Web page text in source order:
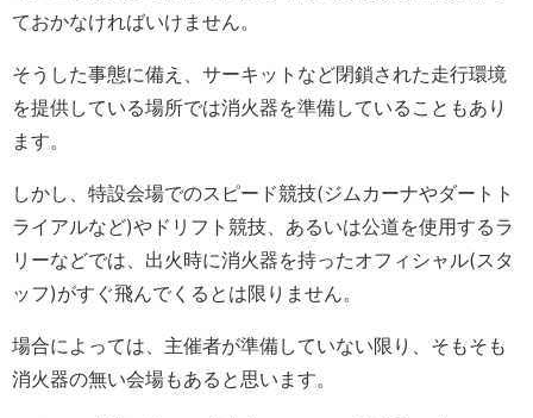
ておかなければいけません。
そうした事態に備え、サーキットなど閉鎖された走行環境
を提供している場所では消火器を準備していることもあり
ます。
しかし、特設会場でのスピード競技(ジムカーナやダートト
ライアルなど)やドリフト競技、あるいは公道を使用するラ
リーなどでは、出火時に消火器を持ったオフィシャル(スタ
ッフ)がすぐ飛んでくるとは限りません。
場合によっては、主催者が準備していない限り、そもそも
消火器の無い会場もあると思います。